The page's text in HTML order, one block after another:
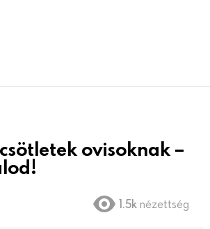
ovisoknak –
1.5k nézettség